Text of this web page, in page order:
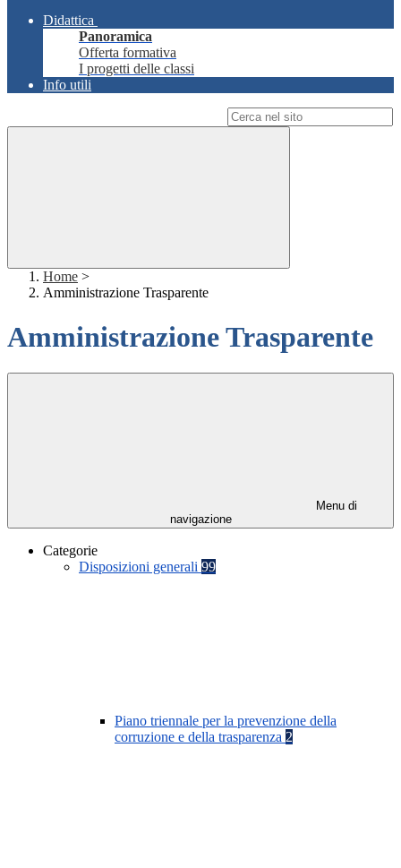
Didattica
Panoramica
Offerta formativa
I progetti delle classi
Info utili
Home >
Amministrazione Trasparente
Amministrazione Trasparente
Menu di
navigazione
Categorie
Disposizioni generali 99
Piano triennale per la prevenzione della
corruzione e della trasparenza 2